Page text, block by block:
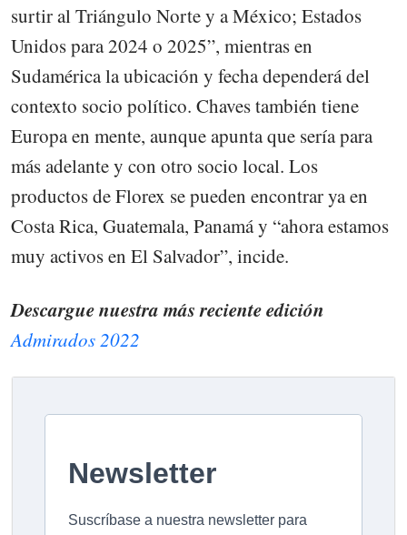
surtir al Triángulo Norte y a México; Estados
Unidos para 2024 o 2025”, mientras en
Sudamérica la ubicación y fecha dependerá del
contexto socio político. Chaves también tiene
Europa en mente, aunque apunta que sería para
más adelante y con otro socio local. Los
productos de Florex se pueden encontrar ya en
Costa Rica, Guatemala, Panamá y “ahora estamos
muy activos en El Salvador”, incide.
Descargue nuestra más reciente edición
Admirados 2022